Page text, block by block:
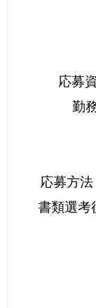
応募
勤
応募方
書類選考